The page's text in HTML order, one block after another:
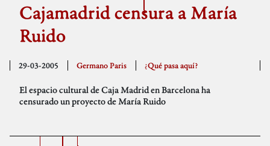
Cajamadrid censura a María
Ruido
29-03-2005 Germano Paris ¿Qué pasa aquí?
El espacio cultural de Caja Madrid en Barcelona ha
censurado un proyecto de María Ruido